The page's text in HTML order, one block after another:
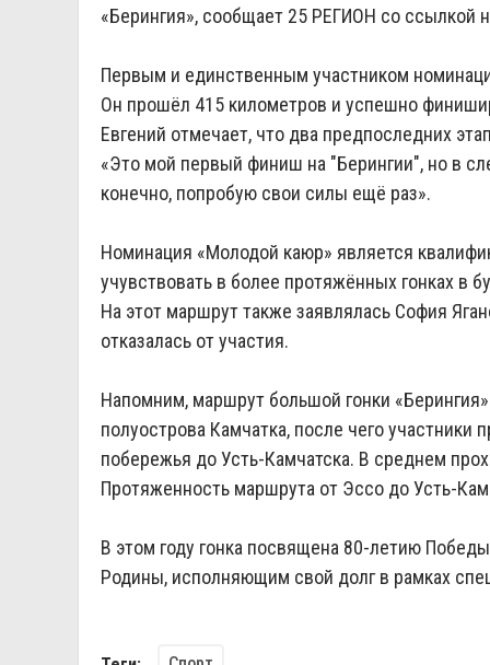
«Берингия», сообщает 25 РЕГИОН со ссылкой
Первым и единственным участником
Он прошёл 415 километров и успешно
Евгений отмечает, что два предпоследних
«Это мой первый финиш на "Берингии", но в
конечно, попробую свои силы ещё раз».
Номинация «Молодой каюр» является
учувствовать в более протяжённых гонках в
На этот маршрут также заявлялась София
отказалась от участия.
Напомним, маршрут большой гонки
полуострова Камчатка, после чего
побережья до Усть-Камчатска. В среднем
Протяженность маршрута от Эссо до Усть-
В этом году гонка посвящена 80-летию
Родины, исполняющим свой долг в рамках